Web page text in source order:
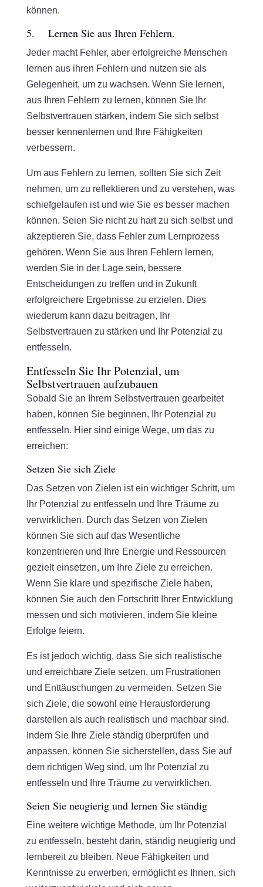
können.
5. Lernen Sie aus Ihren Fehlern.
Jeder macht Fehler, aber erfolgreiche Menschen
lernen aus ihren Fehlern und nutzen sie als
Gelegenheit, um zu wachsen. Wenn Sie lernen,
aus Ihren Fehlern zu lernen, können Sie Ihr
Selbstvertrauen stärken, indem Sie sich selbst
besser kennenlernen und Ihre Fähigkeiten
verbessern.
Um aus Fehlern zu lernen, sollten Sie sich Zeit
nehmen, um zu reflektieren und zu verstehen, was
schiefgelaufen ist und wie Sie es besser machen
können. Seien Sie nicht zu hart zu sich selbst und
akzeptieren Sie, dass Fehler zum Lernprozess
gehören. Wenn Sie aus Ihren Fehlern lernen,
werden Sie in der Lage sein, bessere
Entscheidungen zu treffen und in Zukunft
erfolgreichere Ergebnisse zu erzielen. Dies
wiederum kann dazu beitragen, Ihr
Selbstvertrauen zu stärken und Ihr Potenzial zu
entfesseln.
Entfesseln Sie Ihr Potenzial, um
Selbstvertrauen aufzubauen
Sobald Sie an Ihrem Selbstvertrauen gearbeitet
haben, können Sie beginnen, Ihr Potenzial zu
entfesseln. Hier sind einige Wege, um das zu
erreichen:
Setzen Sie sich Ziele
Das Setzen von Zielen ist ein wichtiger Schritt, um
Ihr Potenzial zu entfesseln und Ihre Träume zu
verwirklichen. Durch das Setzen von Zielen
können Sie sich auf das Wesentliche
konzentrieren und Ihre Energie und Ressourcen
gezielt einsetzen, um Ihre Ziele zu erreichen.
Wenn Sie klare und spezifische Ziele haben,
können Sie auch den Fortschritt Ihrer Entwicklung
messen und sich motivieren, indem Sie kleine
Erfolge feiern.
Es ist jedoch wichtig, dass Sie sich realistische
und erreichbare Ziele setzen, um Frustrationen
und Enttäuschungen zu vermeiden. Setzen Sie
sich Ziele, die sowohl eine Herausforderung
darstellen als auch realistisch und machbar sind.
Indem Sie Ihre Ziele ständig überprüfen und
anpassen, können Sie sicherstellen, dass Sie auf
dem richtigen Weg sind, um Ihr Potenzial zu
entfesseln und Ihre Träume zu verwirklichen.
Seien Sie neugierig und lernen Sie ständig
Eine weitere wichtige Methode, um Ihr Potenzial
zu entfesseln, besteht darin, ständig neugierig und
lernbereit zu bleiben. Neue Fähigkeiten und
Kenntnisse zu erwerben, ermöglicht es Ihnen, sich